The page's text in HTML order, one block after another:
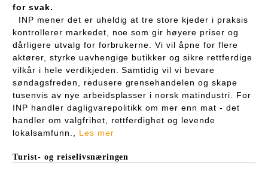
for svak.
INP mener det er uheldig at tre store kjeder i praksis
kontrollerer markedet, noe som gir høyere priser og
dårligere utvalg for forbrukerne. Vi vil åpne for flere
aktører, styrke uavhengige butikker og sikre rettferdige
vilkår i hele verdikjeden. Samtidig vil vi bevare
søndagsfreden, redusere grensehandelen og skape
tusenvis av nye arbeidsplasser i norsk matindustri. For
INP handler dagligvarepolitikk om mer enn mat - det
handler om valgfrihet, rettferdighet og levende
lokalsamfunn., Les mer
Turist- og reiselivsnæringen